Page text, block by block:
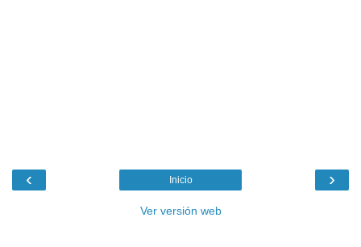
‹ ›
Inicio
Ver versión web